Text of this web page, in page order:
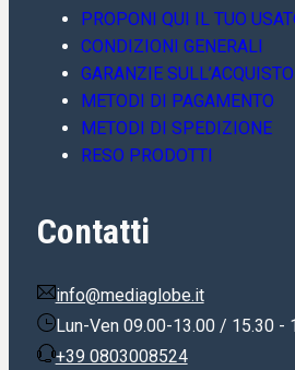
PROPONI QUI IL TUO
CONDIZIONI GENERALI
GARANZIE SULL’ACQUISTO
METODI DI PAGAMENTO
METODI DI SPEDIZIONE
RESO PRODOTTI
Contatti
info@mediaglobe.it
Lun-Ven 09.00-13.00 / 15.30 -
+39 0803008524